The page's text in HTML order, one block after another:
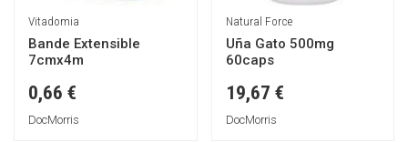
Vitadomia
Bande Extensible
7cmx4m
0,66 €
DocMorris
Natural Force
Uña Gato 500mg
60caps
19,67 €
DocMorris